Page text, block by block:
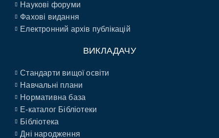
Наукові форуми
Фахові видання
Електронний архів публікацій
ВИКЛАДАЧУ
Стандарти вищої освіти
Навчальні плани
Нормативна база
E-каталог Бібліотеки
Бібліотека
Дні народження